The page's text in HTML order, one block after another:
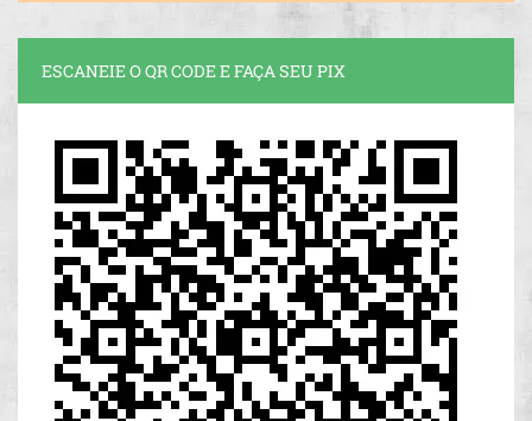
ESCANEIE O QR CODE E FAÇA SEU PIX